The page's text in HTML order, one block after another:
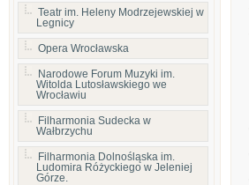
Teatr im. Heleny Modrzejewskiej w
Legnicy
Opera Wrocławska
Narodowe Forum Muzyki im.
Witolda Lutosławskiego we
Wrocławiu
Filharmonia Sudecka w
Wałbrzychu
Filharmonia Dolnośląska im.
Ludomira Różyckiego w Jeleniej
Górze.